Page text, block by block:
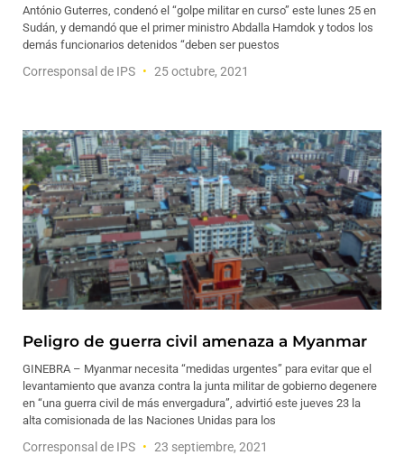
António Guterres, condenó el “golpe militar en curso” este lunes 25 en
Sudán, y demandó que el primer ministro Abdalla Hamdok y todos los
demás funcionarios detenidos “deben ser puestos
Corresponsal de IPS 25 octubre, 2021
Peligro de guerra civil amenaza a Myanmar
GINEBRA – Myanmar necesita “medidas urgentes” para evitar que el
levantamiento que avanza contra la junta militar de gobierno degenere
en “una guerra civil de más envergadura”, advirtió este jueves 23 la
alta comisionada de las Naciones Unidas para los
Corresponsal de IPS 23 septiembre, 2021